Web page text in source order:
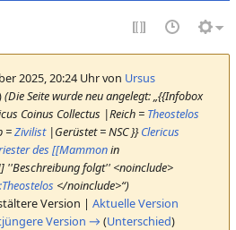
2025, 20:24 Uhr von Ursus
(Die Seite wurde neu angelegt: „{{Infobox
Coinus Collectus |Reich = Theostelos
=Zivilist|Gerüstet = NSC }}Clericus
des [[Mammonin
folgt'' <noinclude>
</noinclude>“)
Version | Aktuelle Version
Version → (Unterschied)